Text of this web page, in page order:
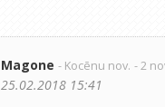
Magone - Kocēnu nov. - 2
25.02.2018 15:41